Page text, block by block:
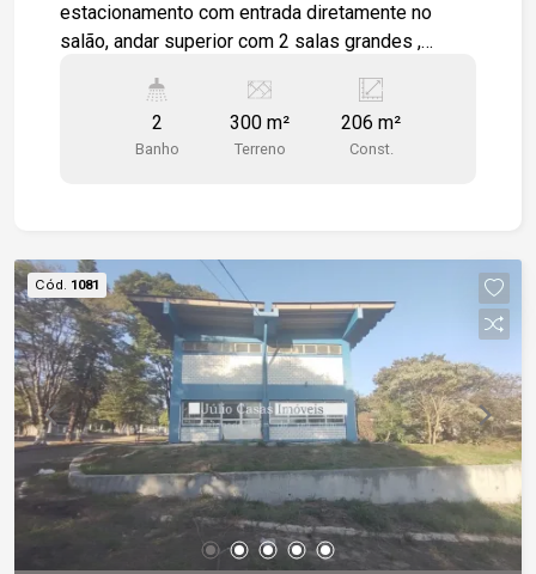
estacionamento com entrada diretamente no
salão, andar superior com 2 salas grandes ,
Estamos à disposição para te atender. Gostaria
de saber mais informações ou agendar uma
2
Banho
300 m²
Terreno
206 m²
Const.
Cód. 1081